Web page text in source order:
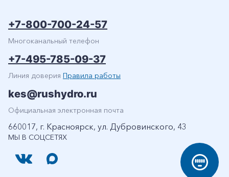
МЫ В СОЦСЕТЯХ
+7-800-700-24-57
Многоканальный телефон
+7-495-785-09-37
Линия доверия Правила работы
kes@rushydro.ru
Официальная электронная почта
660017, г. Красноярск, ул. Дубровинского, 43